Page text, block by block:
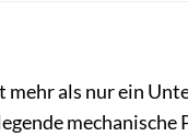
als nur ein